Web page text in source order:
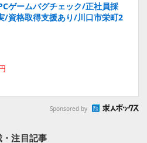
ゲームバグチェック/正社員採
/資格取得支援あり/川口市栄町2
Sponsored by
・注目記事